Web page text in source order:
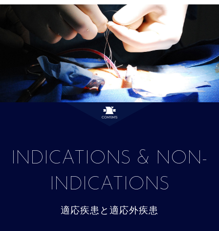
INDICATIONS & NON-
INDICATIONS
適応疾患と適応外疾患